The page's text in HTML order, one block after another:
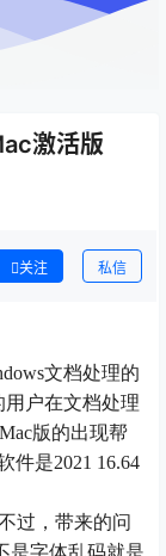
激活版
关注 私信
文档处理的
户在文档处理
版的出现帮
件是2021 16.64
过，带来的问